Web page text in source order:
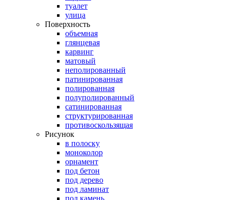
туалет
улица
Поверхность
объемная
глянцевая
карвинг
матовый
неполированный
патинированная
полированная
полуполированный
сатинированная
структурированная
противоскользящая
Рисунок
в полоску
моноколор
орнамент
под бетон
под дерево
под ламинат
под камень